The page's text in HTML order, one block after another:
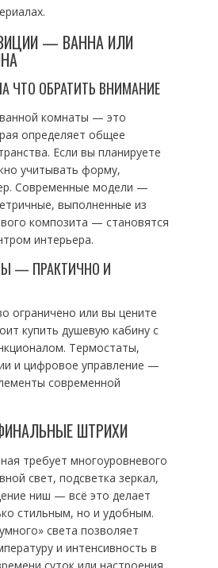
— ВАННА ИЛИ
ЧТО ОБРАТИТЬ ВНИМАНИЕ
комнаты — это
определяет общее
Если вы планируете
учитывать форму,
Современные модели —
выполненные из
композита — становятся
интерьера.
— ПРАКТИЧНО И
ограничено или вы цените
купить душевую кабину с
Термостаты,
и цифровое управление —
современной
ШТРИХИ
требует многоуровневого
свет, подсветка зеркал,
ниш — всё это делает
стильным, но и удобным.
света позволяет
и интенсивность в